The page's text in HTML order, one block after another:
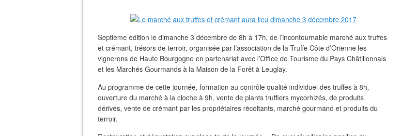
Septième édition le dimanche 3 décembre de 8h à 17h, de l’incontournable marché aux truffes
et crémant, trésors de terroir, organisée par l’association de la Truffe Côte d’Orienne les
vignerons de Haute Bourgogne en partenariat avec l’Office de Tourisme du Pays Châtillonnais
et les Marchés Gourmands à la Maison de la Forêt à Leuglay.
Au programme de cette journée, formation au contrôle qualité individuel des truffes à 8h,
ouverture du marché à la cloche à 9h, vente de plants truffiers mycorhizés, de produits
dérivés, vente de crémant par les propriétaires récoltants, marché gourmand et produits du
terroir.